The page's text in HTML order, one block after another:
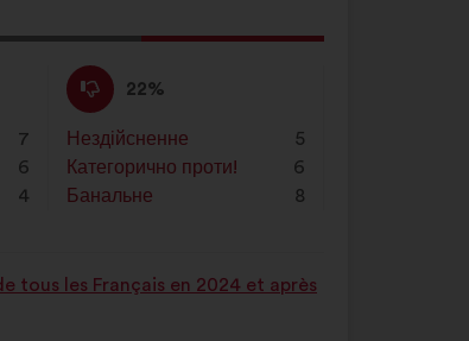
7
6
4
Проти
:
22%
Ця
пропозиція
була
оцінена
Нездійсненне
: 5
разів
Категорично проти!
: 6
разів
Банальне
: 8
разів
tous les Français en 2024 et après